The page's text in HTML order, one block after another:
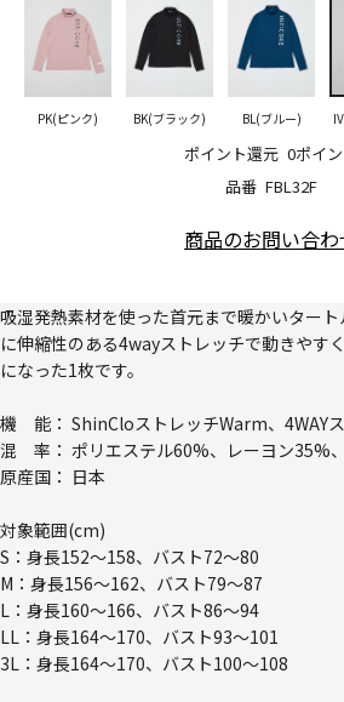
品番 FBL32F
ポイント還元 0ポイ
PK(ピンク) BK(ブラック) BL(ブルー)
商品のお問い合わ
吸湿発熱素材を使った首元まで暖かいター
に伸縮性のある4wayストレッチで動きやす
になった1枚です。
機 能： ShinCloストレッチWarm、4WAY
混 率： ポリエステル60%、レーヨン35%
原産国： 日本
対象範囲(cm)
S：身長152～158、バスト72～80
M：身長156～162、バスト79～87
L：身長160～166、バスト86～94
LL：身長164～170、バスト93～101
3L：身長164～170、バスト100～108